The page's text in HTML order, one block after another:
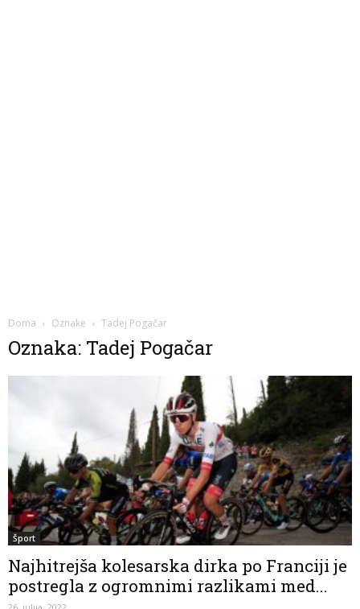
Doma Oznake Tadej Pogačar
Oznaka: Tadej Pogačar
Šport
Najhitrejša kolesarska dirka po Franciji je
postregla z ogromnimi razlikami med...